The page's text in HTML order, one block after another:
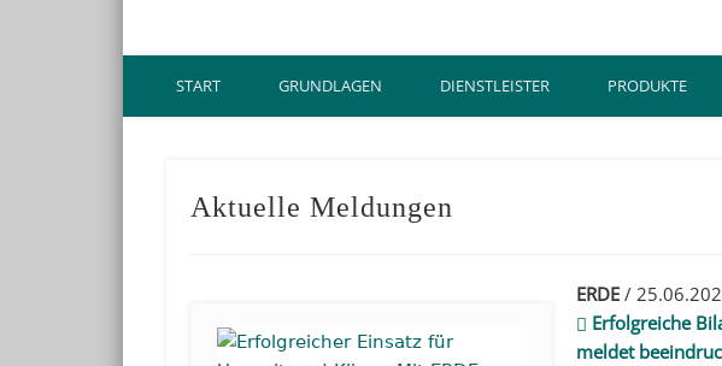
START GRUNDLAGEN DIENSTLEISTER PRODUKTE
Aktuelle Meldungen
ERDE/
Erfolgreiche
meldet